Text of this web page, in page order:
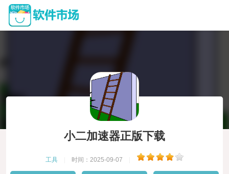
小二加速器正版下载
工具 时间：2025-09-07